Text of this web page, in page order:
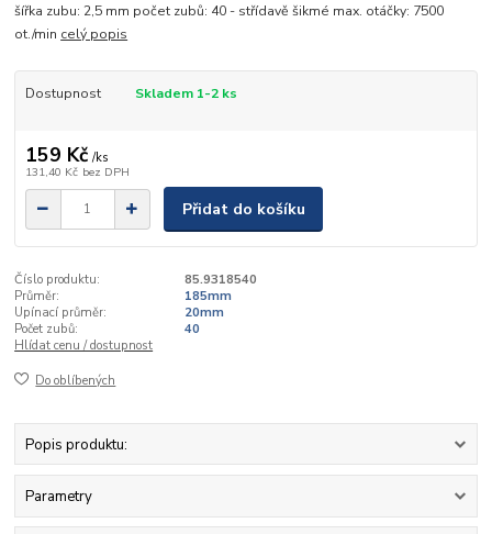
šířka zubu: 2,5 mm počet zubů: 40 - střídavě šikmé max. otáčky: 7500
ot./min celý popis
Dostupnost Skladem 1-2 ks
159 Kč /ks
131,40 Kč bez DPH
Přidat do košíku
Číslo produktu:
85.9318540
Průměr:
185mm
Upínací průměr:
20mm
Počet zubů:
40
Hlídat cenu / dostupnost
Do oblíbených
Popis produktu:
Parametry